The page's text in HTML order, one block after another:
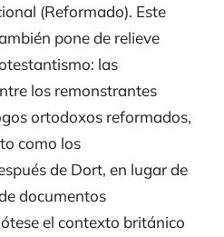
(Reformado). Este
pone de relieve
las
los remonstrantes
ortodoxos reformados,
como los
de Dort, en lugar de
documentos
el contexto británico